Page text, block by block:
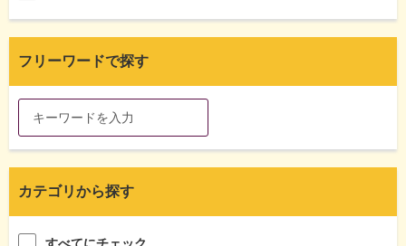
フリーワードで探す
カテゴリから探す
すべてにチェック